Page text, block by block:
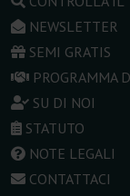
NEWSLETTER
SEMI GRATIS
PROGRAMMA
SU DI NOI
STATUTO
NOTE LEGALI
CONTATTACI